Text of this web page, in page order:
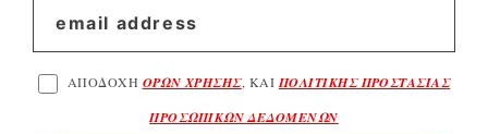
ΑΠΟΔΟΧΗ ΟΡΩΝ ΧΡΗΣΗΣ, ΚΑΙ ΠΟΛΙΤΙΚΗΣ ΠΡΟΣΤΑΣΙΑΣ
ΠΡΟΣΩΠΙΚΩΝ ΔΕΔΟΜΕΝΩΝ